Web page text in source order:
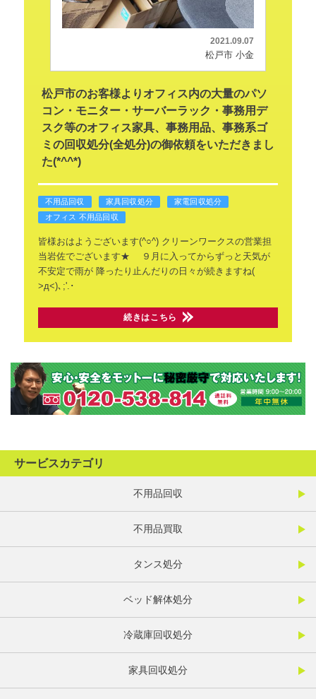
2021.09.07
松戸市 小金
松戸市のお客様よりオフィス内の大量のパソ
コン・モニター・サーバーラック・事務用デ
スク等のオフィス家具、事務用品、事務系ゴ
ミの回収処分(全処分)の御依頼をいただきまし
た(*^^*)
不用品回収 家具回収処分
家電回収処分
オフィス 不用品回収
皆様おはようございます(^○^) クリーンワークスの営業担
当岩佐でございます★
９月に入ってからずっと天気が
不安定で雨が降ったり止んだりの日々が続きますね(
>д<)､;'.･
続きはこちら
サービスカテゴリ
不用品回収
不用品買取
タンス処分
ベッド解体処分
冷蔵庫回収処分
家具回収処分